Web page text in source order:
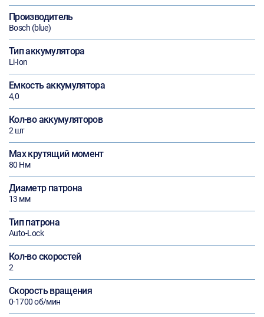
Производитель
Bosch (blue)
Тип аккумулятора
Li-Ion
Емкость аккумулятора
4,0
Кол-во аккумуляторов
2 шт
Max крутящий момент
80 Нм
Диаметр патрона
13 мм
Тип патрона
Auto-Lock
Кол-во скоростей
2
Скорость вращения
0-1700 об/мин